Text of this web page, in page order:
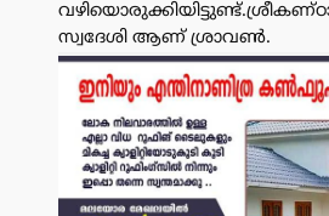
സ്വദേശി ആണ് ശ്രാവൺ.
പരസ്യം